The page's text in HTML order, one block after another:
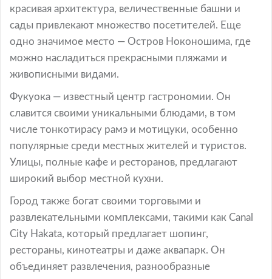
красивая архитектура, величественные башни и
сады привлекают множество посетителей. Еще
одно значимое место — Остров Ноконошима, где
можно насладиться прекрасными пляжами и
живописными видами.
Фукуока — известный центр гастрономии. Он
славится своими уникальными блюдами, в том
числе тонкотирасу рамэ и мотицуки, особенно
популярные среди местных жителей и туристов.
Улицы, полные кафе и ресторанов, предлагают
широкий выбор местной кухни.
Город также богат своими торговыми и
развлекательными комплексами, такими как Canal
City Hakata, который предлагает шопинг,
рестораны, кинотеатры и даже аквапарк. Он
объединяет развлечения, разнообразные